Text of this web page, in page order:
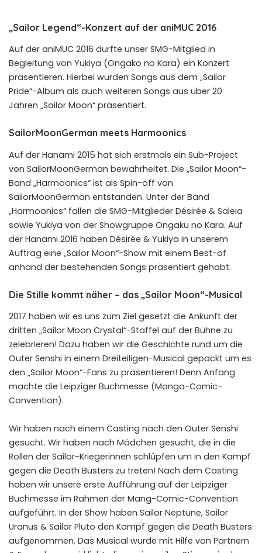
„Sailor Legend“-Konzert auf der aniMUC 2016
Auf der aniMUC 2016 durfte unser SMG-Mitglied in
Begleitung von Yukiya (Ongako no Kara) ein Konzert
präsentieren. Hierbei wurden Songs aus dem „Sailor
Pride“-Album als auch weiteren Songs aus über 20
Jahren „Sailor Moon“ präsentiert.
SailorMoonGerman meets Harmoonics
Auf der Hanami 2015 hat sich erstmals ein Sub-Project
von SailorMoonGerman bewahrheitet. Die „Sailor Moon“-
Band „Harmoonics“ ist als Spin-off von
SailorMoonGerman entstanden. Unter der Band
„Harmoonics“ fallen die SMG-Mitglieder Désirée & Saleia
sowie Yukiya von der Showgruppe Ongaku no Kara. Auf
der Hanami 2016 haben Désirée & Yukiya in unserem
Auftrag eine „Sailor Moon“-Show mit einem Best-of
anhand der bestehenden Songs präsentiert gehabt.
Die Stille kommt näher – das „Sailor Moon“-Musical
2017 haben wir es uns zum Ziel gesetzt die Ankunft der
dritten „Sailor Moon Crystal“-Staffel auf der Bühne zu
zelebrieren! Dazu haben wir die Geschichte rund um die
Outer Senshi in einem Dreiteiligen-Musical gepackt um es
den „Sailor Moon“-Fans zu präsentieren! Denn Anfang
machte die Leipziger Buchmesse (Manga-Comic-
Convention).
Wir haben nach einem Casting nach den Outer Senshi
gesucht. Wir haben nach Mädchen gesucht, die in die
Rollen der Sailor-Kriegerinnen schlüpfen um in den Kampf
gegen die Death Busters zu treten! Nach dem Casting
haben wir unsere erste Aufführung auf der Leipziger
Buchmesse im Rahmen der Mang-Comic-Convention
aufgeführt. In der Show haben Sailor Neptune, Sailor
Uranus & Sailor Pluto den Kampf gegen die Death Busters
aufgenommen. Das Musical wurde mit Hilfe von Partnern